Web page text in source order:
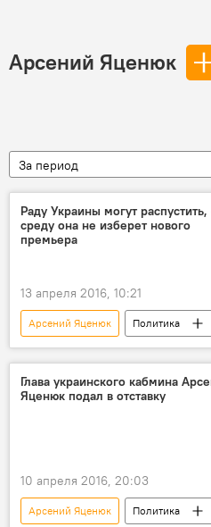
Арсений Яценюк
За период
Раду Украины могут
среду она не изберет нового
премьера
13 апреля 2016, 10:21
Арсений Яценюк Политика
В мире
Украина
парламент
избрание
Глава украинского кабмина
Яценюк подал в отставку
10 апреля 2016, 20:03
Арсений Яценюк Политика